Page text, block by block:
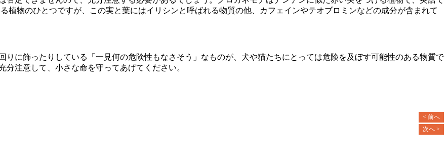
植物のひとつですが、この実と葉にはイリシンと呼ばれる物質の他、カフェインやテオブロミンなどの成分が含まれて
りに飾ったりしている「一見何の危険性もなさそう」なものが、犬や猫たちにとっては危険を及ぼす可能性のある物質で
注意して、小さな命を守ってあげてください。
< 前へ
次へ >